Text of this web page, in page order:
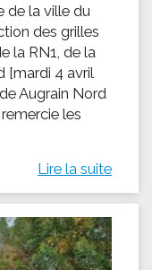
de la ville du
des grilles
la RN1, de la
[mardi 4 avril
Augrain Nord
les
Lire la suite